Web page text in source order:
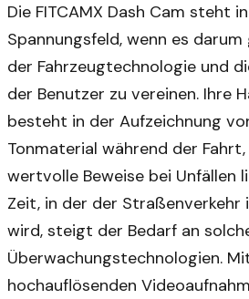
Die FITCAMX Dash Cam steht
Spannungsfeld, wenn es
der Fahrzeugtechnologie und
der Benutzer zu vereinen. Ihre
besteht in der Aufzeichnung
Tonmaterial während der
wertvolle Beweise bei Unfällen
Zeit, in der der Straßenverkehr
wird, steigt der Bedarf an
Überwachungstechnologien.
hochauflösenden